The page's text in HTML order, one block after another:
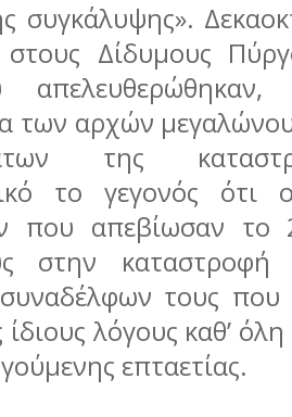
συγκάλυψης».
Δίδυμους
των αρχών
της
το γεγονός ότι
που απεβίωσαν το
στην καταστροφή
τους
λόγους καθ’
επταετίας.